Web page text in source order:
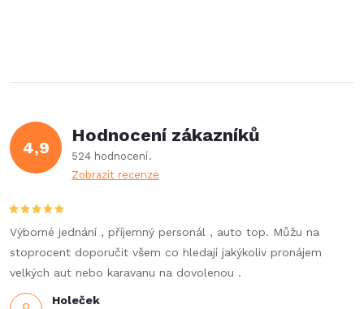
4,9
Hodnocení zákazníků
524 hodnocení
Zobrazit recenze
Holeček
Výborné jednání , příjemný personál , auto top. Můžu na
stoprocent doporučit všem co hledají jakýkoliv pronájem
velkých aut nebo karavanu na dovolenou .